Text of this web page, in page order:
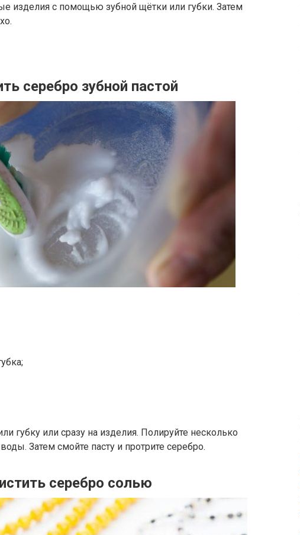
изделия с помощью зубной щётки или губки. Затем
серебро зубной пастой
губку или сразу на изделия. Полируйте несколько
Затем смойте пасту и протрите серебро.
серебро солью